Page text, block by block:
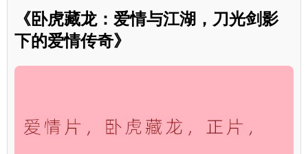
《卧虎藏龙：爱情与江湖，刀光剑影
下的爱情传奇》